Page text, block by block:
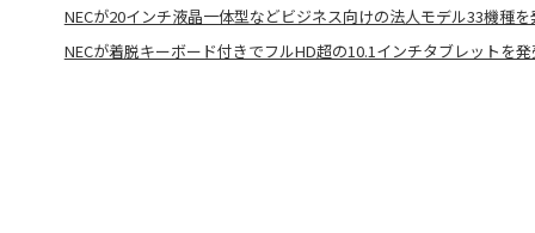
NECが20インチ液晶一体型などビジネス向けの法人モデル33機種を
NECが着脱キーボード付きでフルHD超の10.1インチタブレットを